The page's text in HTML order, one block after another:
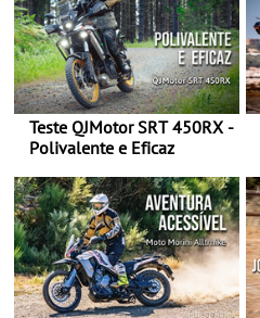
Teste QJMotor SRT 450RX -
Polivalente e Eficaz